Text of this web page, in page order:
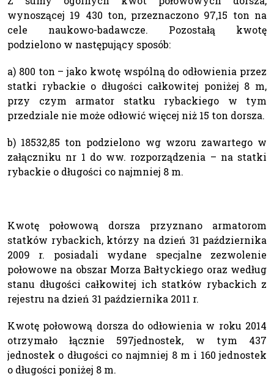
wynoszącej 19 430 ton, przeznaczono 97,15 ton na
cele naukowo-badawcze. Pozostałą kwotę
podzielono w następujący sposób:
a) 800 ton – jako kwotę wspólną do odłowienia przez
statki rybackie o długości całkowitej poniżej 8 m,
przy czym armator statku rybackiego w tym
przedziale nie może odłowić więcej niż 15 ton dorsza.
b) 18532,85 ton podzielono wg wzoru zawartego w
załączniku nr 1 do ww. rozporządzenia – na statki
rybackie o długości co najmniej 8 m.
Kwotę połowową dorsza przyznano armatorom
statków rybackich, którzy na dzień 31 października
2009 r. posiadali wydane specjalne zezwolenie
połowowe na obszar Morza Bałtyckiego oraz według
stanu długości całkowitej ich statków rybackich z
rejestru na dzień 31 października 2011 r.
Kwotę połowową dorsza do odłowienia w roku 2014
otrzymało łącznie 597jednostek, w tym 437
jednostek o długości co najmniej 8 m i 160 jednostek
o długości poniżej 8 m.